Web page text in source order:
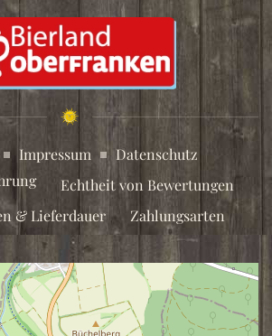
Impressum
Datenschutz
Echtheit von Bewertungen
& Lieferdauer
Zahlungsarten